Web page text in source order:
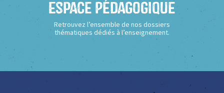
Espace Pédagogique
Retrouvez l’ensemble de nos dossiers
thématiques dédiés à l’enseignement.